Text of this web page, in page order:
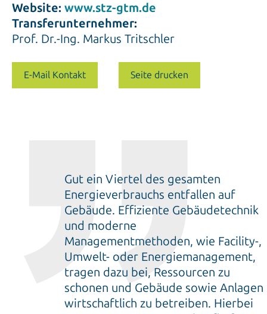
Website: www.stz-gtm.de
Transferunternehmer:
Prof. Dr.-Ing. Markus Tritschler
E-Mail Kontakt Seite drucken
Gut ein Viertel des gesamten
Energieverbrauchs entfallen auf
Gebäude. Effiziente Gebäudetechnik
und moderne
Managementmethoden, wie Facility-,
Umwelt- oder Energiemanagement,
tragen dazu bei, Ressourcen zu
schonen und Gebäude sowie Anlagen
wirtschaftlich zu betreiben. Hierbei